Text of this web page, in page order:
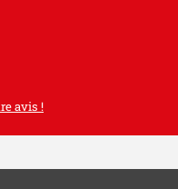
avis !